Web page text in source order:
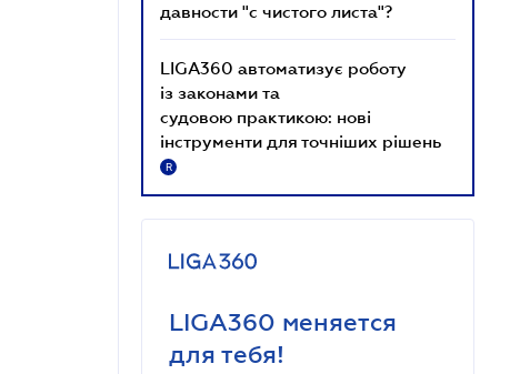
давности "с чистого листа"?
LIGA360 автоматизує роботу
із законами та
судовою практикою: нові
інструменти для точніших рішень
R
LIGA360 меняется
для тебя!